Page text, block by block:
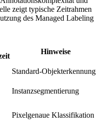
zeigt typische Zeitrahmen
des Managed Labeling
Hinweise
Standard-Objekterkennung
Instanzsegmentierung
Pixelgenaue Klassifikation